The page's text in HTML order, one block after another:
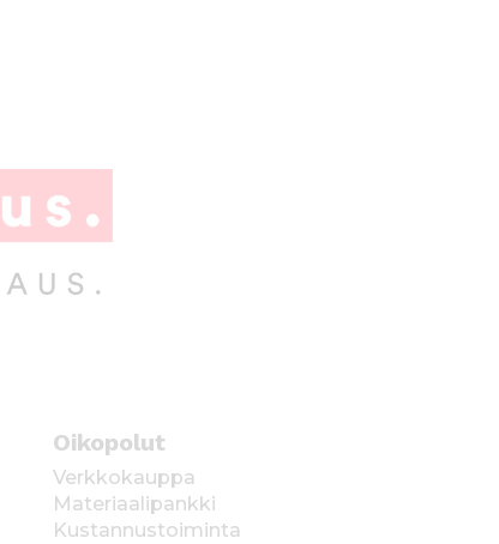
Oikopolut
Verkkokauppa
Materiaalipankki
Kustannustoiminta